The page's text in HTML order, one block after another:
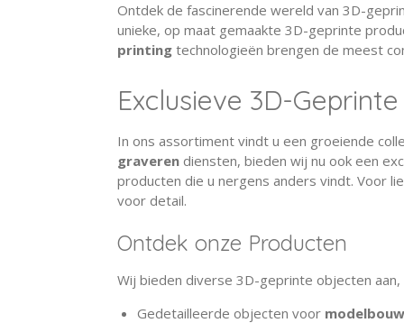
Ontdek de fascinerende wereld van 3D-
unieke, op maat gemaakte 3D-geprinte
printing technologieën brengen de meest
Exclusieve 3D-
In ons assortiment vindt u een groeiende
graveren diensten, bieden wij nu ook een
producten die u nergens anders vindt. Voor
voor detail.
Ontdek onze Producten
Wij bieden diverse 3D-geprinte objecten aan,
Gedetailleerde objecten voor modelbouw